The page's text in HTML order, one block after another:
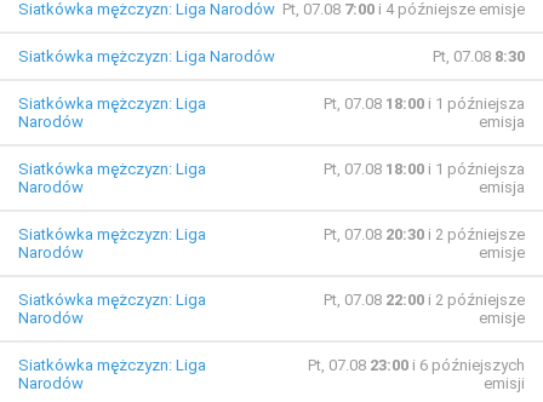
Siatkówka mężczyzn: Liga Narodów Pt, 07.08 7:00 i 4 późniejsze emisje
Siatkówka mężczyzn: Liga Narodów Pt, 07.08 8:30
Siatkówka mężczyzn: Liga
Narodów
Pt, 07.08 18:00 i 1 późniejsza
emisja
Siatkówka mężczyzn: Liga
Narodów
Pt, 07.08 18:00 i 1 późniejsza
emisja
Siatkówka mężczyzn: Liga
Narodów
Pt, 07.08 20:30 i 2 późniejsze
emisje
Siatkówka mężczyzn: Liga
Narodów
Pt, 07.08 22:00 i 2 późniejsze
emisje
Siatkówka mężczyzn: Liga
Narodów
Pt, 07.08 23:00 i 6 późniejszych
emisji